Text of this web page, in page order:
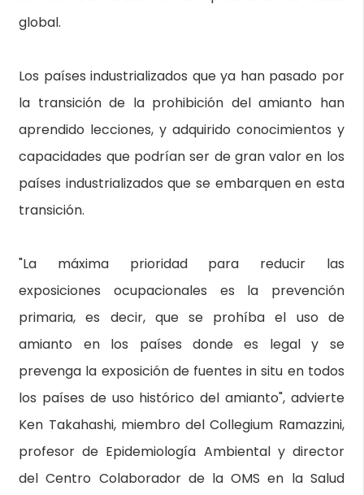
global.
Los países industrializados que ya han pasado por
la transición de la prohibición del amianto han
aprendido lecciones, y adquirido conocimientos y
capacidades que podrían ser de gran valor en los
países industrializados que se embarquen en esta
transición.
"La máxima prioridad para reducir las
exposiciones ocupacionales es la prevención
primaria, es decir, que se prohíba el uso de
amianto en los países donde es legal y se
prevenga la exposición de fuentes in situ en todos
los países de uso histórico del amianto", advierte
Ken Takahashi, miembro del Collegium Ramazzini,
profesor de Epidemiología Ambiental y director
del Centro Colaborador de la OMS en la Salud